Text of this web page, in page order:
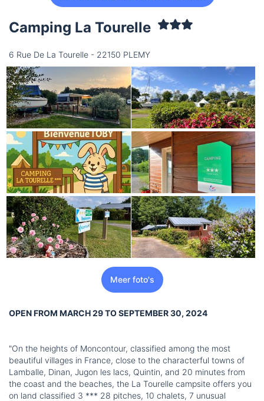
Camping La Tourelle
6 Rue De La Tourelle - 22150 PLEMY
Meer foto's
OPEN FROM MARCH 29 TO SEPTEMBER 30, 2024
"On the heights of Moncontour, classified among the most
beautiful villages in France, close to the characterful towns of
Lamballe, Dinan, Jugon les lacs, Quintin, and 20 minutes from
the coast and the beaches, the La Tourelle campsite offers you
on land classified 3 *** 28 pitches, 10 chalets, 7 unusual